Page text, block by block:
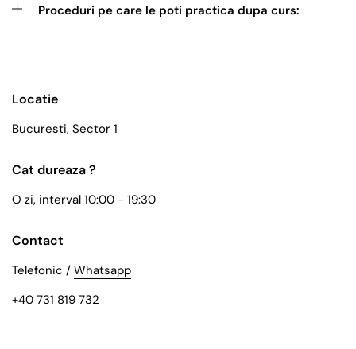
Proceduri pe care le poti practica dupa curs:
Locatie
Bucuresti, Sector 1
Cat dureaza ?
O zi, interval 10:00 - 19:30
Contact
Telefonic / Whatsapp
+40 731 819 732